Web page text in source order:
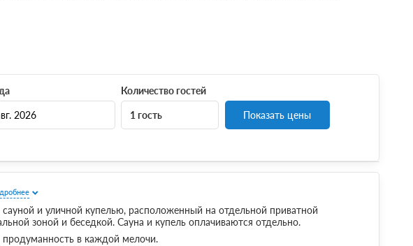
Количество гостей
1 гость Показать цены
и уличной купелью, расположенный на отдельной приватной
зоной и беседкой. Сауна и купель оплачиваются отдельно.
в каждой мелочи.